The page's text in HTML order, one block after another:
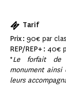
Tarif
Prix : 90€ par
REP/REP+ : 40€
*Le forfait de
monument
leurs